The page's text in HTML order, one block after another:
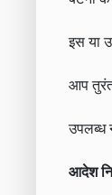
इस या
आप
उपलब्ध
आदेश